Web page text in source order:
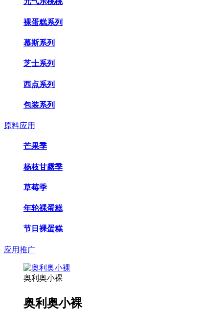
裸蛋糕系列
慕斯系列
芝士系列
西点系列
包装系列
原料应用
芒果季
杨枝甘露季
草莓季
年轮裸蛋糕
节日裸蛋糕
应用推广
奥利奥小裸
奥利奥小裸